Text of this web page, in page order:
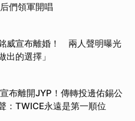
們領軍開唱
威宣布離婚！ 兩人聲明曝光
出的選擇」
布離開JYP！傳轉投邊佑錫公
TWICE永遠是第一順位